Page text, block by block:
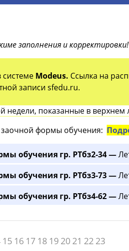
заполнения и корректировки!
системе Modeus. Ссылка на
записи sfedu.ru.
недели, показанные в верхнем
формы обучения:
обучения гр. РТбз2-34 —
обучения гр. РТбз3-73 —
обучения гр. РТбз4-62 —
15 16 17 18 19 20 21 22 23